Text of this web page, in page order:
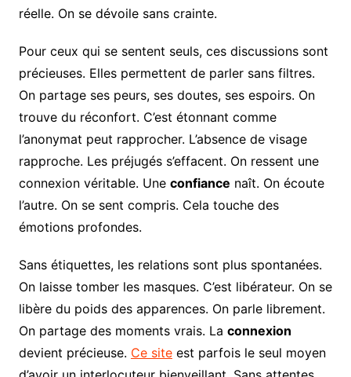
réelle. On se dévoile sans crainte.
Pour ceux qui se sentent seuls, ces discussions sont
précieuses. Elles permettent de parler sans filtres.
On partage ses peurs, ses doutes, ses espoirs. On
trouve du réconfort. C’est étonnant comme
l’anonymat peut rapprocher. L’absence de visage
rapproche. Les préjugés s’effacent. On ressent une
connexion véritable. Une confiance naît. On écoute
l’autre. On se sent compris. Cela touche des
émotions profondes.
Sans étiquettes, les relations sont plus spontanées.
On laisse tomber les masques. C’est libérateur. On se
libère du poids des apparences. On parle librement.
On partage des moments vrais. La connexion
devient précieuse. Ce siteest parfois le seul moyen